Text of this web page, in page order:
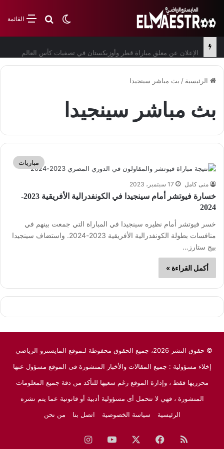
القائمةبحث عن
الوضع المظلم
الإعلان عن معلق مباراة قطر وأوزبكستان في تصفيات كأس العالم
الرئيسية / بث مباشر سينجيدا
بث مباشر سينجيدا
مباريات
منى كامل 17 سبتمبر، 2023
خسارة فيوتشر أمام سينجيدا في الكونفدرالية الأفريقية 2023-
2024
خسر فيوتشر أمام نظيره سينجيدا في المباراة التي جمعت بينهم في
منافسات بطولة الكونفدرالية الأفريقية 2023-2024. واستضاف سينجيدا
بيج ستارز…
أكمل القراءة »
© حقوق النشر 2026، جميع الحقوق محفوظة لـموقع المايسترو الرياضي
إخلاء مسؤولية : جميع المقالات والأخبار المنشورة فى الموقع مسؤول عنها
محرريها فقط ، وإدارة الموقع رغم سعيها للتأكد من دقة جميع المعلومات
المنشورة ، فهي لا تتحمل أى مسؤولية أدبية أو قانونية عما يتم نشره
الرئيسية
سياسة الخصوصية اتصل بنا من نحن
ملخصفيسبوك ‫YouTubeانستقرام